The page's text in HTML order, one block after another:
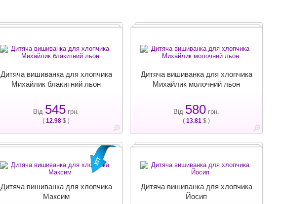
Дитяча вишиванка для хлопчика
Михайлик блакитний льон
Від 545 грн.
( 12.98 $ )
Дитяча вишиванка для хлопчика
Михайлик молочний льон
Від 580 грн.
( 13.81 $ )
Дитяча вишиванка для хлопчика
Максим
Дитяча вишиванка для хлопчика
Йосип